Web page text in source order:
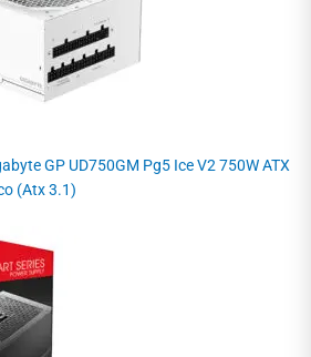
GP UD750GM Pg5 Ice V2 750W ATX
(Atx 3.1)